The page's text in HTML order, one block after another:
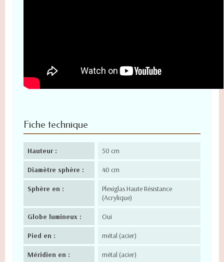
Fiche technique
Hauteur : 50 cm
Diamètre sphère : 40 cm
Sphère en :
Plexiglas Haute Résistance
(Acrylique)
Globe lumineux : Oui
Pied en : métal (acier)
Méridien en : métal (acier)